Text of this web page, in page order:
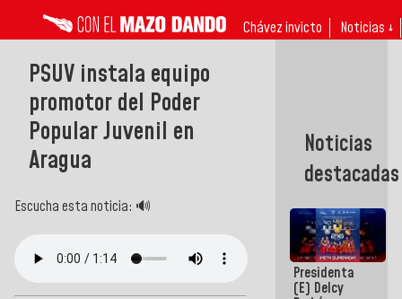
Chávez invicto Noticias ↓
PSUV instala equipo
promotor del Poder
Popular Juvenil en
Aragua
Escucha esta noticia: 🔊
Noticias
destacadas
Presidenta
(E) Delcy